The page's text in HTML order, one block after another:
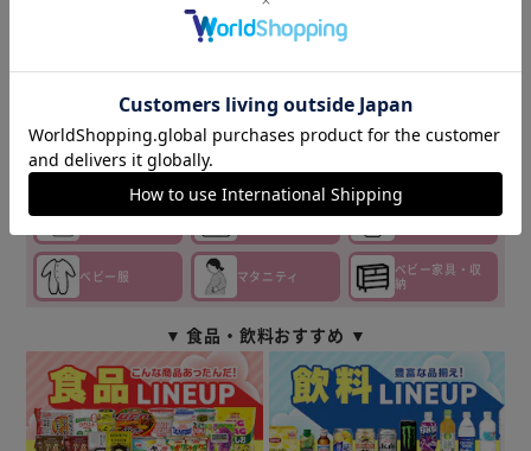
おむつ・
ベビーカー
チャイルド
シート
セーフティ
授乳・食事
ベビー服 マタニティ
ベビー家具・収
納
▼ 食品・飲料おすすめ ▼